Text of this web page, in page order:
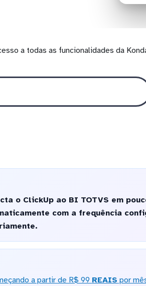
a todas as funcionalidades da
o ClickUp ao BI TOTVS em
com a frequência
a partir de R$ 99 REAIS por